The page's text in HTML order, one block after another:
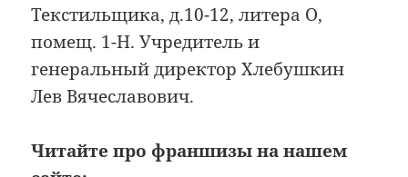
Текстильщика, д.10-12, литера О,
помещ. 1-Н. Учредитель и
генеральный директор Хлебушкин
Лев Вячеславович.
Читайте про франшизы на нашем